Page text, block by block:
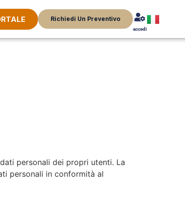
Richiedi Un Preventivo
accedi
personali dei propri utenti. La
personali in conformità al